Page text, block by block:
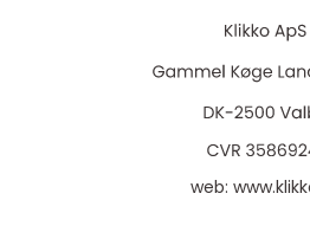
web: